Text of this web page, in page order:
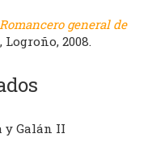
Romancero general de
Logroño, 2008.
y Galán II